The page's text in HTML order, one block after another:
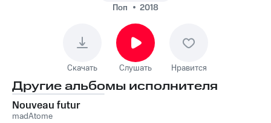
Поп
2018
Скачать Слушать Нравится
Другие альбомы исполнителя
Nouveau futur
madAtome